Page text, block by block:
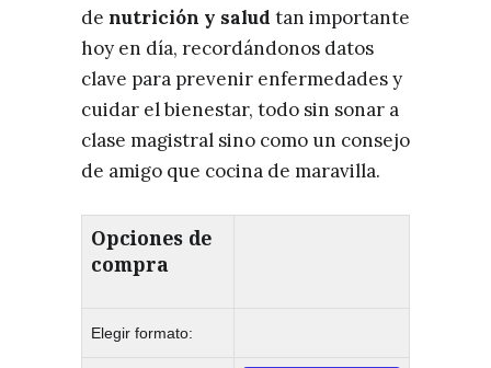
de nutrición y salud tan importante
hoy en día, recordándonos datos
clave para prevenir enfermedades y
cuidar el bienestar, todo sin sonar a
clase magistral sino como un consejo
de amigo que cocina de maravilla.
Opciones de
compra
Elegir formato: